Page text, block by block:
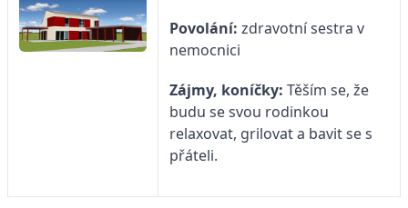
Povolání: zdravotní sestra v
nemocnici
Zájmy, koníčky: Těším se, že
budu se svou rodinkou
relaxovat, grilovat a bavit se s
přáteli.